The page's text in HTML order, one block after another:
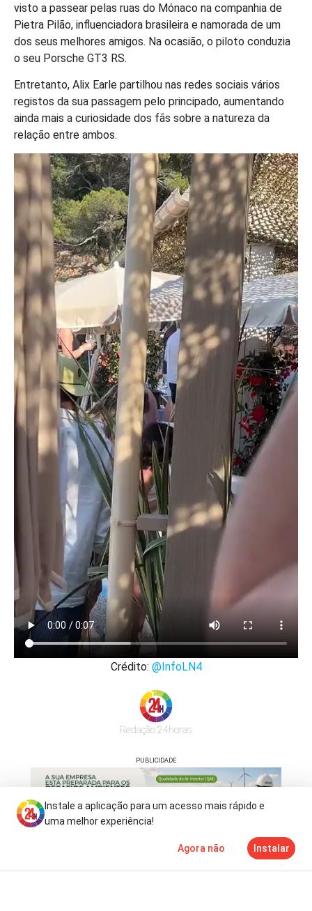
visto a passear pelas ruas do Mónaco na companhia de
Pietra Pilão, influenciadora brasileira e namorada de um
dos seus melhores amigos. Na ocasião, o piloto conduzia
o seu Porsche GT3 RS.
Entretanto, Alix Earle partilhou nas redes sociais vários
registos da sua passagem pelo principado, aumentando
ainda mais a curiosidade dos fãs sobre a natureza da
relação entre ambos.
Crédito: @InfoLN4
Redação 24horas
PUBLICIDADE
Mais
Instale a aplicação para um acesso mais rápido e
uma melhor experiência!
Agora não Instalar